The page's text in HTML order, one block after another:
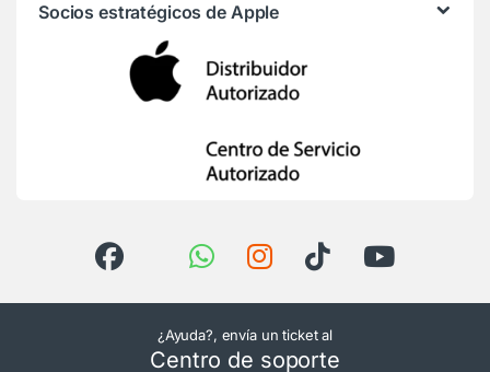
Socios estratégicos de Apple
¿Ayuda?, envía un ticket al
Centro de soporte